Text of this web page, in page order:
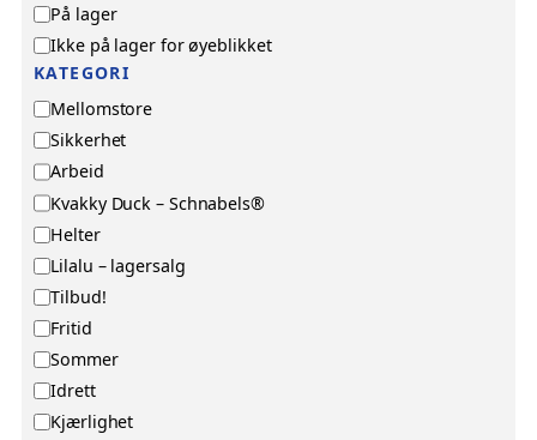
S
t
a
t
u
s
På lager
Ikke på lager for øyeblikket
KATEGORI
K
a
t
e
g
r
i
Mellomstore
Sikkerhet
Arbeid
Kvakky Duck – Schnabels®
Helter
Lilalu – lagersalg
Tilbud!
Fritid
Sommer
Idrett
Kjærlighet